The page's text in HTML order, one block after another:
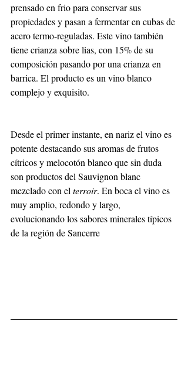
prensado en frio para conservar sus
propiedades y pasan a fermentar en cubas de
acero termo-reguladas. Este vino también
tiene crianza sobre lias, con 15% de su
composición pasando por una crianza en
barrica. El producto es un vino blanco
complejo y exquisito.
Desde el primer instante, en nariz el vino es
potente destacando sus aromas de frutos
cítricos y melocotón blanco que sin duda
son productos del Sauvignon blanc
mezclado con el terroir. En boca el vino es
muy amplio, redondo y largo,
evolucionando los sabores minerales típicos
de la región de Sancerre